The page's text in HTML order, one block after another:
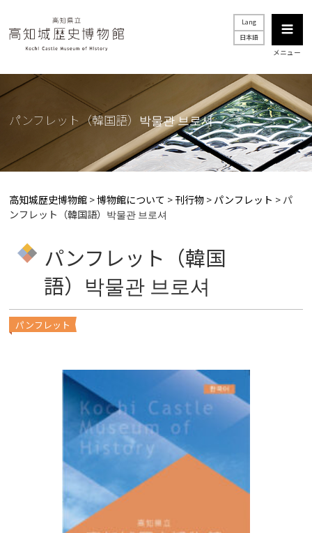
Lang
日本語
メニュー
パンフレット（韓国語）박물관 브로셔
高知城歴史博物館 >博物館について > 刊行物 > パンフレット > パ
ンフレット（韓国語）박물관 브로셔
パンフレット（韓国
語）박물관 브로셔
パンフレット